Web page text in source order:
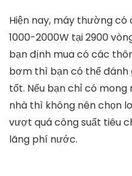
Hiện nay, máy thường
1000-2000W tại 2900
bạn định mua có các
bơm thì bạn có thể đánh
tốt. Nếu bạn chỉ có
nhà thì không nên chọn
vượt quá công suất tiêu
lãng phí nước.